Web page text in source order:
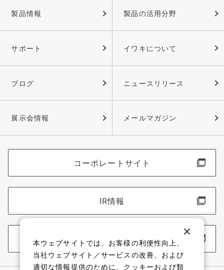
製品情報 製品の活用分野
サポート イワキについて
ブログ ニュースリリース
展示会情報 メールマガジン
コーポレートサイト
IR情報
採用情報
本ウェブサイトでは、お客様の利便性向上、
当社ウェブサイト／サービスの改善、および
適切な情報提供のために、クッキーおよび類